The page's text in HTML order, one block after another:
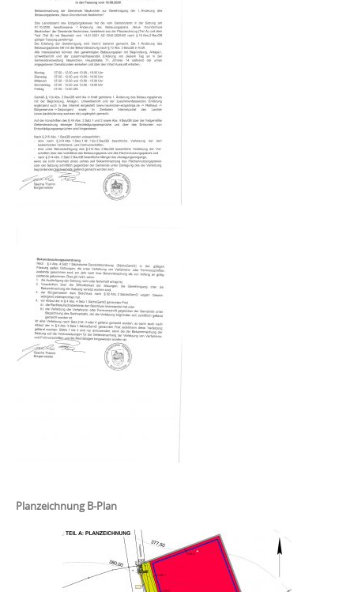
Planzeichnung B-Plan